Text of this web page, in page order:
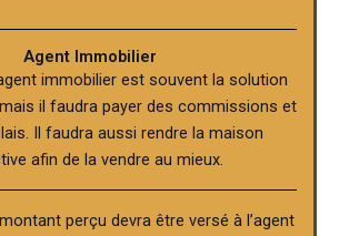
Agent Immobilier
immobilier est souvent la solution
il faudra payer des commissions et
Il faudra aussi rendre la maison
afin de la vendre au mieux.
perçu devra être versé à l’agent